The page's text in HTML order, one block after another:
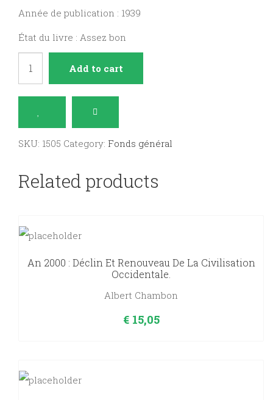
Année de publication : 1939
État du livre : Assez bon
Cronier
1857-
première
de
l'Abbaye
Sainte-
Add to cart
SKU: 1505 Category: Fonds général
Related products
An 2000 : Déclin Et Renouveau De La Civilisation
Occidentale.
Albert Chambon
€15,05